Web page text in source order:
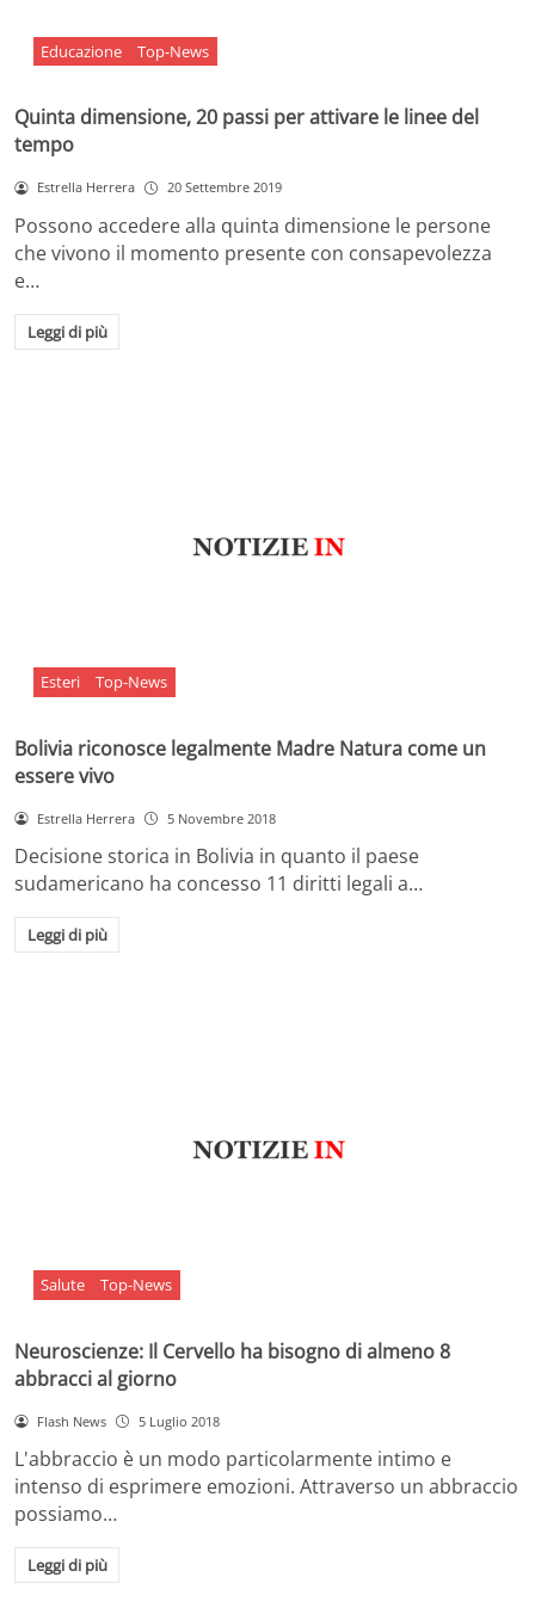
Educazione Top-News
Quinta dimensione, 20 passi per attivare le linee del
tempo
Estrella Herrera 20 Settembre 2019
Possono accedere alla quinta dimensione le persone
che vivono il momento presente con consapevolezza
e…
Leggi di più
Esteri Top-News
Bolivia riconosce legalmente Madre Natura come un
essere vivo
Estrella Herrera 5 Novembre 2018
Decisione storica in Bolivia in quanto il paese
sudamericano ha concesso 11 diritti legali a…
Leggi di più
Salute Top-News
Neuroscienze: Il Cervello ha bisogno di almeno 8
abbracci al giorno
Flash News 5 Luglio 2018
L'abbraccio è un modo particolarmente intimo e
intenso di esprimere emozioni. Attraverso un abbraccio
possiamo…
Leggi di più